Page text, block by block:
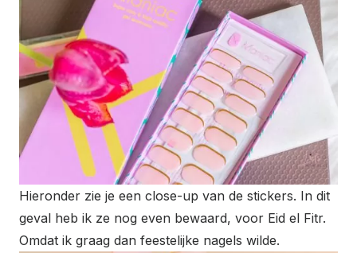
Hieronder zie je een close-up van de stickers. In dit
geval heb ik ze nog even bewaard, voor Eid el Fitr.
Omdat ik graag dan feestelijke nagels wilde.